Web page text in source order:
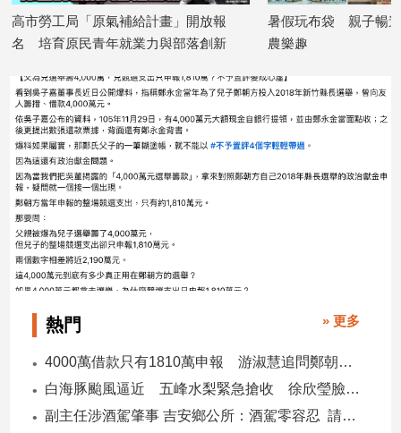
遊
戲
動
寵
物
Pet
影
音
專
區
合
作
高市勞工局「原氣補給計畫」開放報
名 培育原民青年就業力與部落創新
暑假玩布袋 親子暢
農樂趣
熱門 » 更多
4000萬借款只有1810萬申報 游淑慧追問鄭朝方：2190萬差額去哪了
白海豚颱風逼近 五峰水梨緊急搶收 徐欣瑩臉書急呼「搶救五峰水梨」
副主任涉酒駕肇事 吉安鄉公所：酒駕零容忍 請辭獲准